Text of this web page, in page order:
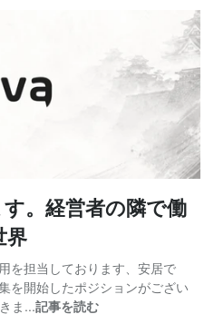
。経営者の隣で働
界
を担当しております、安居で
を開始したポジションがござい
ま...記事を読む